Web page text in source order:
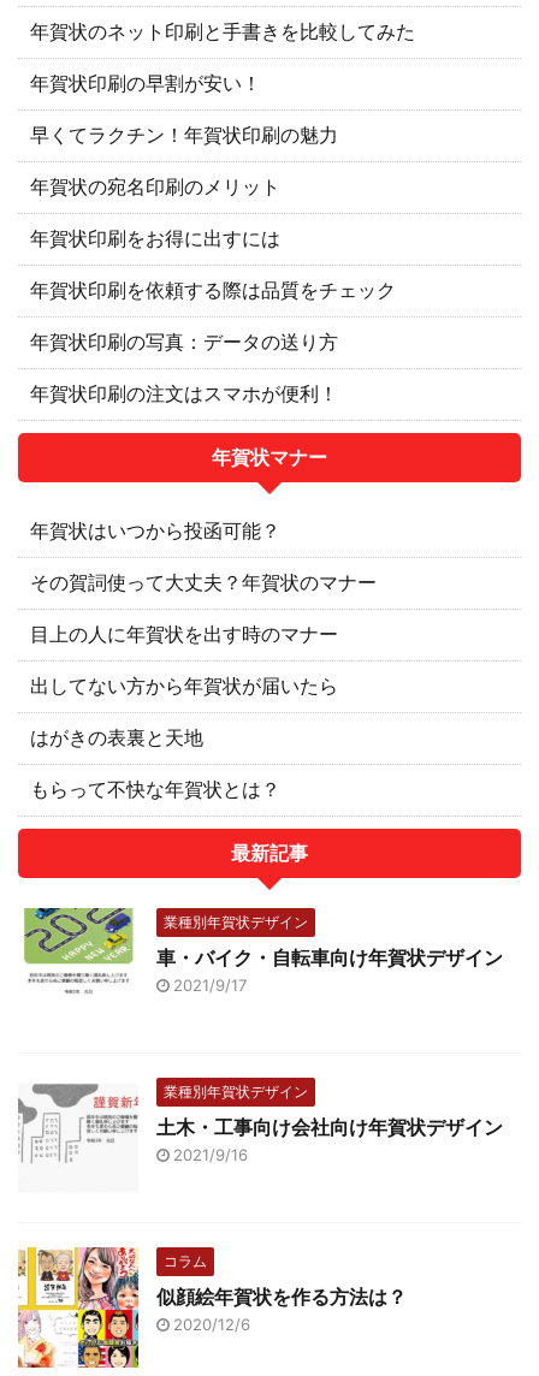
年賀状のネット印刷と手書きを比較してみた
年賀状印刷の早割が安い！
早くてラクチン！年賀状印刷の魅力
年賀状の宛名印刷のメリット
年賀状印刷をお得に出すには
年賀状印刷を依頼する際は品質をチェック
年賀状印刷の写真：データの送り方
年賀状印刷の注文はスマホが便利！
年賀状マナー
年賀状はいつから投函可能？
その賀詞使って大丈夫？年賀状のマナー
目上の人に年賀状を出す時のマナー
出してない方から年賀状が届いたら
はがきの表裏と天地
もらって不快な年賀状とは？
最新記事
業種別年賀状デザイン
車・バイク・自転車向け年賀状デザイン
2021/9/17
業種別年賀状デザイン
土木・工事向け会社向け年賀状デザイン
2021/9/16
コラム
似顔絵年賀状を作る方法は？
2020/12/6